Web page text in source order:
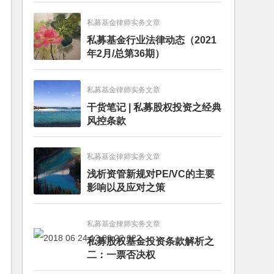
私募基金律师实务文章
私募基金行业法律动态（2021
年2月/总第36期）
私募基金律师实务文章
干货笔记 | 私募股权投资之经典
风控条款
私募基金律师实务文章
浅析资管新规对PE/VC的主要
影响以及应对之策
私募基金律师实务文章
私募股权基金投资条款解析之
二：一票否决权